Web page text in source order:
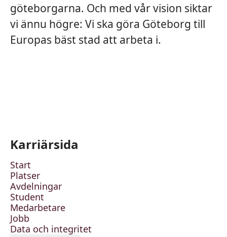
göteborgarna. Och med vår vision siktar
vi ännu högre: Vi ska göra Göteborg till
Europas bäst stad att arbeta i.
Karriärsida
Start
Platser
Avdelningar
Student
Medarbetare
Jobb
Data och integritet